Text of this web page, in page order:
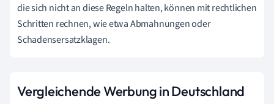
die sich nicht an diese Regeln halten, können mit rechtlichen
Schritten rechnen, wie etwa Abmahnungen oder
Schadensersatzklagen.
Vergleichende Werbung in Deutschland